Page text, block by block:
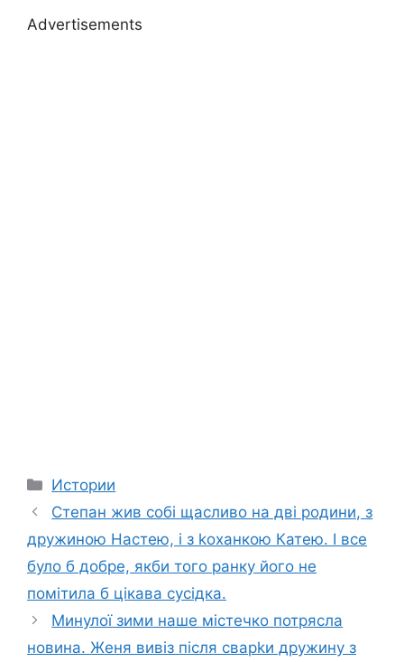
Advertisements
Categories
Истории
Степан жив собі щасливо на дві родини, з
дружиною Настею, і з kоханкою Катею. І все
було б добре, якби того ранку його не
помітила б цікава сусідка.
Минулої зими наше містечко потрясла
новина. Женя вивіз після сварkи дружину з